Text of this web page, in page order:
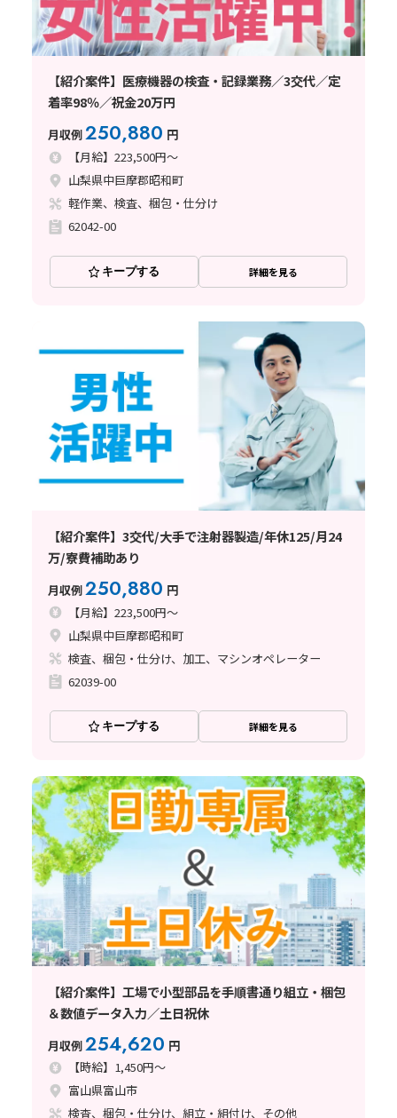
【紹介案件】医療機器の検査・記録業務／3交代／定
着率98％／祝金20万円
月収例250,880 円
【月給】223,500円～
山梨県中巨摩郡昭和町
軽作業、検査、梱包・仕分け
62042-00
キープする 詳細を見る
【紹介案件】3交代/大手で注射器製造/年休125/月24
万/寮費補助あり
月収例250,880 円
【月給】223,500円～
山梨県中巨摩郡昭和町
検査、梱包・仕分け、加工、マシンオペレーター
62039-00
キープする 詳細を見る
【紹介案件】工場で小型部品を手順書通り組立・梱包
＆数値データ入力／土日祝休
月収例254,620 円
【時給】1,450円～
富山県富山市
検査、梱包・仕分け、組立・組付け、その他